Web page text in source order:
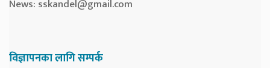
News: sskandel@gmail.com
विज्ञापनका लागि सम्पर्क